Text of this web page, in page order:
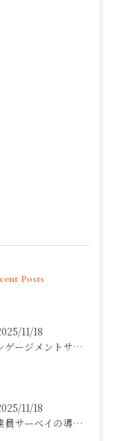
Posts
11/18
エンゲージメントサーベイ質問事項まとめ【項目別】具体的な質問例と各目的について解説
11/18
従業員サーベイの導入メリット7選【社労士監修】経営効果や人事戦略に役立つ理由を紹介